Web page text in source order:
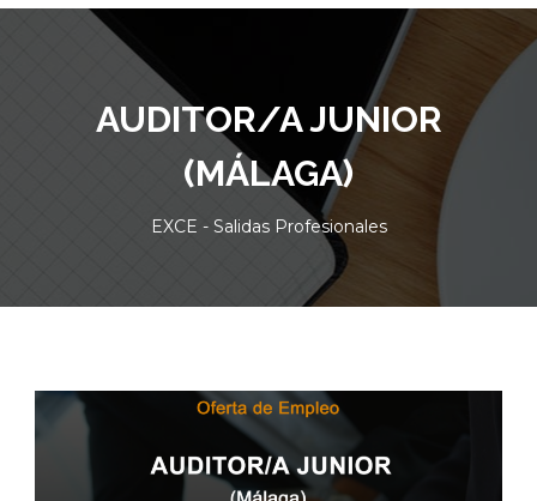
AUDITOR/A JUNIOR
(MÁLAGA)
EXCE - Salidas Profesionales